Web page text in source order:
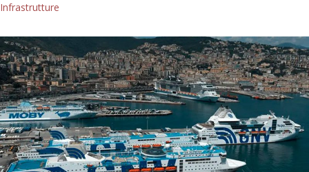
Infrastrutture